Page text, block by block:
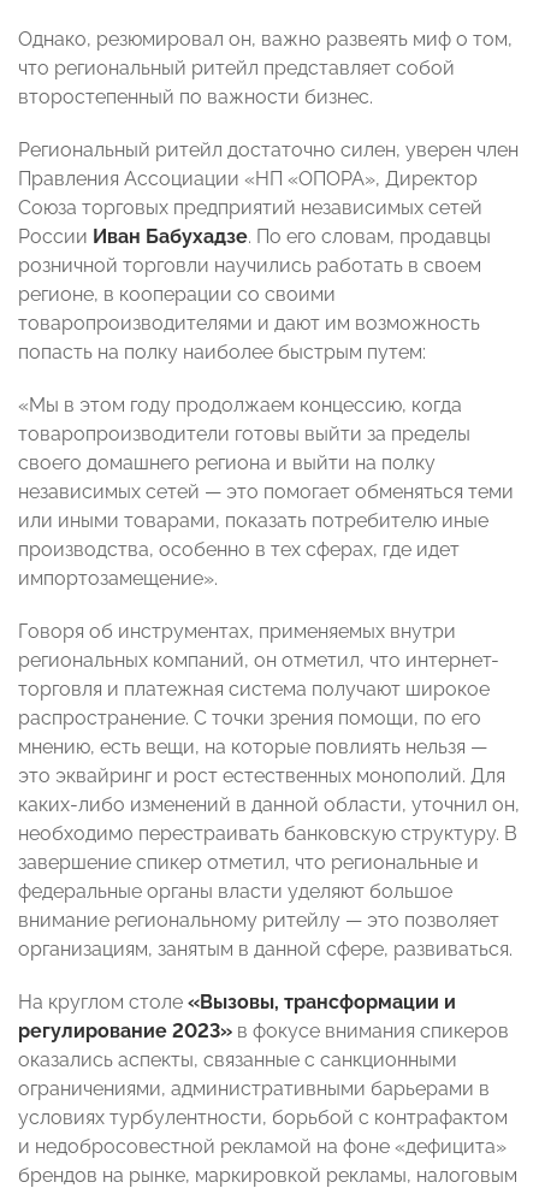
Однако, резюмировал он, важно развеять миф о том,
что региональный ритейл представляет собой
второстепенный по важности бизнес.
Региональный ритейл достаточно силен, уверен член
Правления Ассоциации «НП «ОПОРА», Директор
Союза торговых предприятий независимых сетей
России Иван Бабухадзе. По его словам, продавцы
розничной торговли научились работать в своем
регионе, в кооперации со своими
товаропроизводителями и дают им возможность
попасть на полку наиболее быстрым путем:
«Мы в этом году продолжаем концессию, когда
товаропроизводители готовы выйти за пределы
своего домашнего региона и выйти на полку
независимых сетей — это помогает обменяться теми
или иными товарами, показать потребителю иные
производства, особенно в тех сферах, где идет
импортозамещение».
Говоря об инструментах, применяемых внутри
региональных компаний, он отметил, что интернет-
торговля и платежная система получают широкое
распространение. С точки зрения помощи, по его
мнению, есть вещи, на которые повлиять нельзя —
это эквайринг и рост естественных монополий. Для
каких-либо изменений в данной области, уточнил он,
необходимо перестраивать банковскую структуру. В
завершение спикер отметил, что региональные и
федеральные органы власти уделяют большое
внимание региональному ритейлу — это позволяет
организациям, занятым в данной сфере, развиваться.
На круглом столе «Вызовы, трансформации и
регулирование 2023» в фокусе внимания спикеров
оказались аспекты, связанные с санкционными
ограничениями, административными барьерами в
условиях турбулентности, борьбой с контрафактом
и недобросовестной рекламой на фоне «дефицита»
брендов на рынке, маркировкой рекламы, налоговым